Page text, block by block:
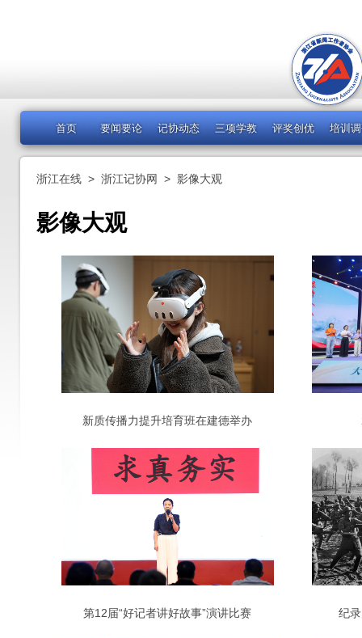
首页 要闻要论 记协动态 三项学教 评奖创优 培训
浙江在线 > 浙江记协网 > 影像大观
影像大观
新质传播力提升培育班在建德举办
第12届“好记者讲好故事”演讲比赛 纪